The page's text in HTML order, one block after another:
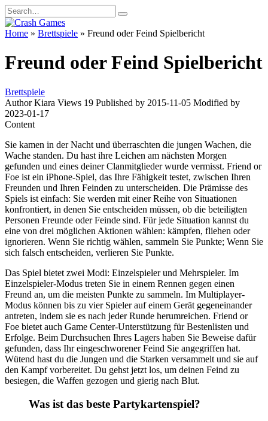
Skip
to
content
Search
for:
Home » Brettspiele » Freund oder Feind Spielbericht
Freund oder Feind Spielbericht
Brettspiele
Author Kiara Views 19 Published by 2015-11-05 Modified by
2023-01-17
Content
Sie kamen in der Nacht und überraschten die jungen Wachen, die
Wache standen. Du hast ihre Leichen am nächsten Morgen
gefunden und eines deiner Clanmitglieder wurde vermisst. Friend or
Foe ist ein iPhone-Spiel, das Ihre Fähigkeit testet, zwischen Ihren
Freunden und Ihren Feinden zu unterscheiden. Die Prämisse des
Spiels ist einfach: Sie werden mit einer Reihe von Situationen
konfrontiert, in denen Sie entscheiden müssen, ob die beteiligten
Personen Freunde oder Feinde sind. Für jede Situation kannst du
eine von drei möglichen Aktionen wählen: kämpfen, fliehen oder
ignorieren. Wenn Sie richtig wählen, sammeln Sie Punkte; Wenn Sie
sich falsch entscheiden, verlieren Sie Punkte.
Das Spiel bietet zwei Modi: Einzelspieler und Mehrspieler. Im
Einzelspieler-Modus treten Sie in einem Rennen gegen einen
Freund an, um die meisten Punkte zu sammeln. Im Multiplayer-
Modus können bis zu vier Spieler auf einem Gerät gegeneinander
antreten, indem sie es nach jeder Runde herumreichen. Friend or
Foe bietet auch Game Center-Unterstützung für Bestenlisten und
Erfolge. Beim Durchsuchen Ihres Lagers haben Sie Beweise dafür
gefunden, dass Ihr eingeschworener Feind Sie angegriffen hat.
Wütend hast du die Jungen und die Starken versammelt und sie auf
den Kampf vorbereitet. Du gehst jetzt los, um deinen Feind zu
besiegen, die Waffen gezogen und gierig nach Blut.
Was ist das beste Partykartenspiel?